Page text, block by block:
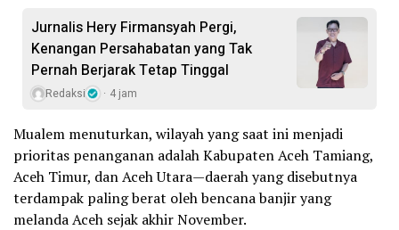
Jurnalis Hery Firmansyah Pergi,
Kenangan Persahabatan yang Tak
Pernah Berjarak Tetap Tinggal
Redaksi 4 jam
Mualem menuturkan, wilayah yang saat ini menjadi
prioritas penanganan adalah Kabupaten Aceh Tamiang,
Aceh Timur, dan Aceh Utara—daerah yang disebutnya
terdampak paling berat oleh bencana banjir yang
melanda Aceh sejak akhir November.